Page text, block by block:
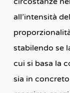
all’intensità
stabilendo se
cui si basa la
sia in